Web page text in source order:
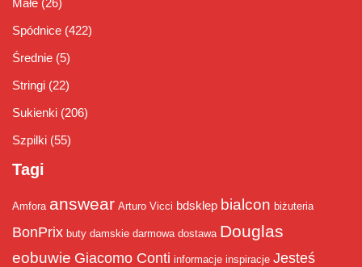
Małe (26)
Spódnice (422)
Średnie (5)
Stringi (22)
Sukienki (206)
Szpilki (55)
Tagi
Amfora answear Arturo Vicci bdsklep bialcon biżuteria
BonPrix buty damskie darmowa dostawa Douglas
eobuwie Giacomo Conti informacje inspiracje Jesteś